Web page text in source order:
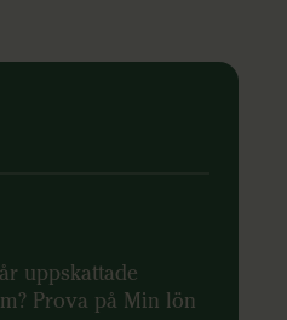
uppskattade
Prova på Min lön